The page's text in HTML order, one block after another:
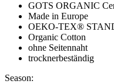
GOTS ORGANIC
Made in Europe
OEKO-TEX®
Organic Cotton
ohne Seitennaht
trocknerbeständig
Season: